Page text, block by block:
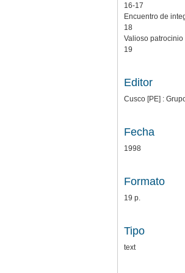
16-17
Encuentro de
18
Valioso
19
Editor
Cusco [PE] :
Fecha
1998
Formato
19 p.
Tipo
text